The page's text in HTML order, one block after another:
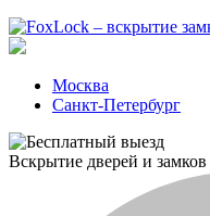
Москва
Санкт-Петербург
Вскрытие дверей и замков